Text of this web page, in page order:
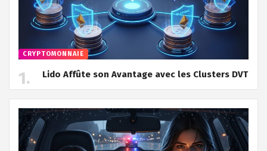
CRYPTOMONNAIE
Lido Affûte son Avantage avec les Clusters DVT